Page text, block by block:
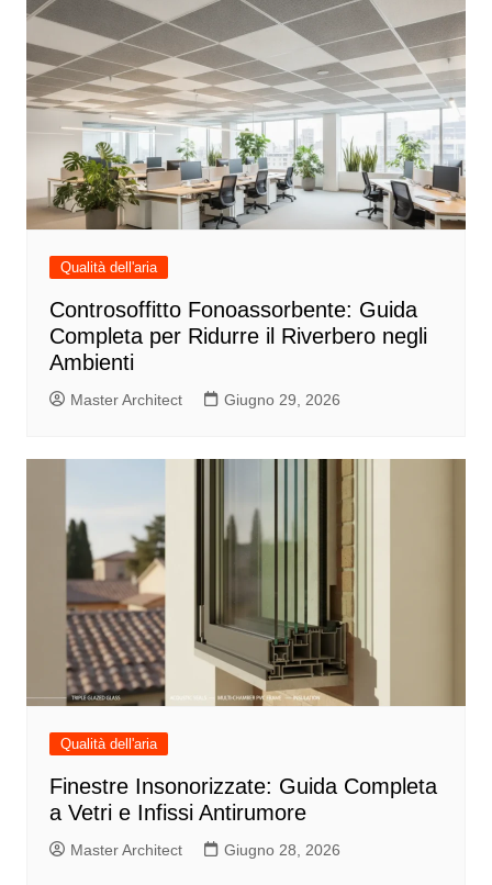
Qualità dell'aria
Controsoffitto Fonoassorbente: Guida
Completa per Ridurre il Riverbero negli
Ambienti
Master Architect Giugno 29, 2026
Qualità dell'aria
Finestre Insonorizzate: Guida Completa
a Vetri e Infissi Antirumore
Master Architect Giugno 28, 2026